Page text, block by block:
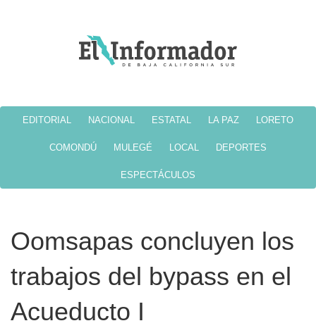
EDITORIAL NACIONAL ESTATAL LA PAZ LORETO
COMONDÚ MULEGÉ LOCAL DEPORTES
ESPECTÁCULOS
Oomsapas concluyen los
trabajos del bypass en el
Acueducto I